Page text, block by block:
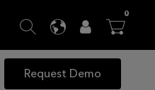
 SEARCH
LANGUAGE
USER

0ITEMS
Request Demo
Image Courtesy of Platige